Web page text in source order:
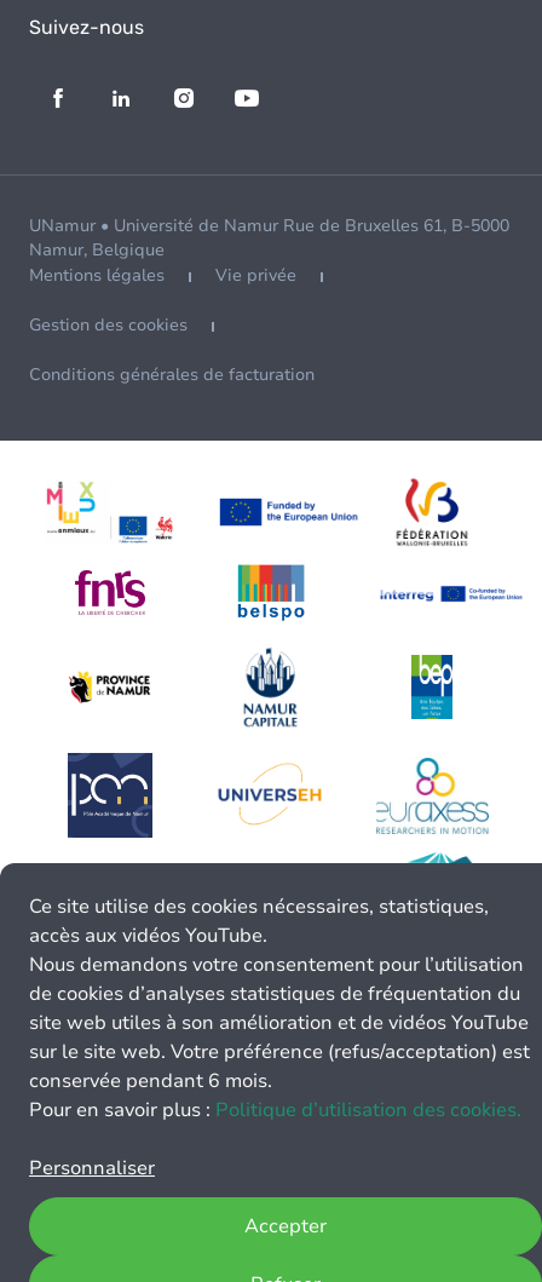
Suivez-nous
UNamur • Université de Namur Rue de Bruxelles 61, B-5000
Namur, Belgique
Mentions légales
Vie privée
Gestion des cookies
Conditions générales de facturation
Ce site utilise des cookies nécessaires, statistiques,
accès aux vidéos YouTube.
Nous demandons votre consentement pour l’utilisation
de cookies d’analyses statistiques de fréquentation du
site web utiles à son amélioration et de vidéos YouTube
sur le site web. Votre préférence (refus/acceptation) est
conservée pendant 6 mois.
Pour en savoir plus : Politique d’utilisation des cookies.
Personnaliser
Accepter